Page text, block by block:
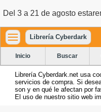
Del 3 a 21 de agosto
Librería Cyberdark
Inicio Buscar
Librería Cyberdark.net usa
servicios de compra. Si
son y en qué le afectan por
El uso de nuestro sitio web